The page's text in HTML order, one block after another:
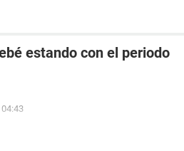
estando con el periodo